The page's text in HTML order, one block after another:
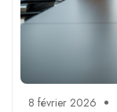
8 février 2026